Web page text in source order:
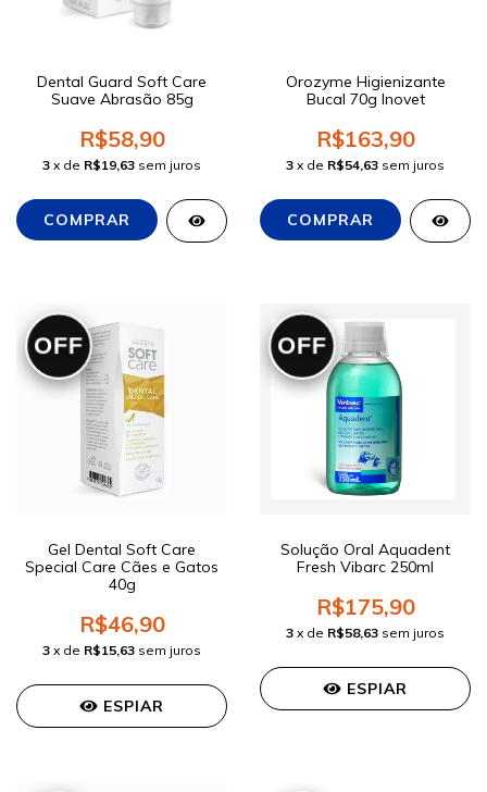
Dental Guard Soft Care
Suave Abrasão 85g
R$58,90
3 x de R$19,63 sem juros
Orozyme Higienizante
Bucal 70g Inovet
R$163,90
3 x de R$54,63 sem juros
OFF
Gel Dental Soft Care
Special Care Cães e Gatos
40g
R$46,90
3 x de R$15,63 sem juros
ESPIAR
OFF
Solução Oral Aquadent
Fresh Vibarc 250ml
R$175,90
3 x de R$58,63 sem juros
ESPIAR